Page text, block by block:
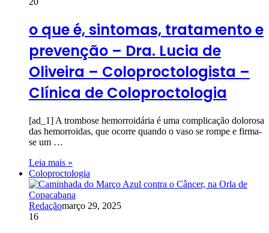
o que é, sintomas, tratamento e
prevenção – Dra. Lucia de
Oliveira – Coloproctologista –
Clínica de Coloproctologia
[ad_1] A trombose hemorroidária é uma complicação dolorosa
das hemorroidas, que ocorre quando o vaso se rompe e firma-
se um …
Leia mais »
Coloproctologia
Redaçãomarço 29, 2025
16